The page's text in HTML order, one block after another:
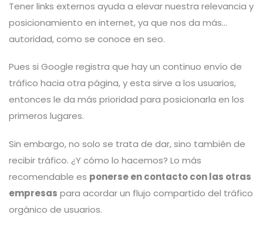
Tener links externos ayuda a elevar nuestra relevancia y
posicionamiento en internet, ya que nos da más…
autoridad, como se conoce en seo.
Pues si Google registra que hay un continuo envío de
tráfico hacia otra página, y esta sirve a los usuarios,
entonces le da más prioridad para posicionarla en los
primeros lugares.
Sin embargo, no solo se trata de dar, sino también de
recibir tráfico. ¿Y cómo lo hacemos? Lo más
recomendable es ponerse en contacto con las otras
empresas para acordar un flujo compartido del tráfico
orgánico de usuarios.